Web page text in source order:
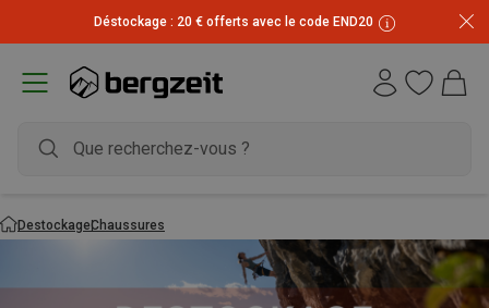
Déstockage : 20 € offerts avec le code END20
DestockageChaussures